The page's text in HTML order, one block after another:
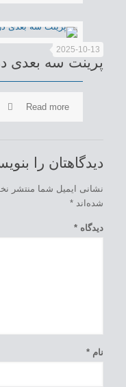
2025-10-13
پرینت سه
Read more
دیدگاهتان را
نشانی ایمیل شما منتشر
شده‌اند*
دیدگاه*
نام*